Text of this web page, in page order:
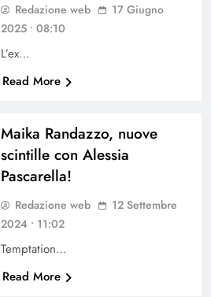
Redazione web
17 Giugno
2025 • 08:10
L’ex…
Read More
Maika Randazzo, nuove
scintille con Alessia
Pascarella!
Redazione web
12 Settembre
2024 • 11:02
Temptation…
Read More